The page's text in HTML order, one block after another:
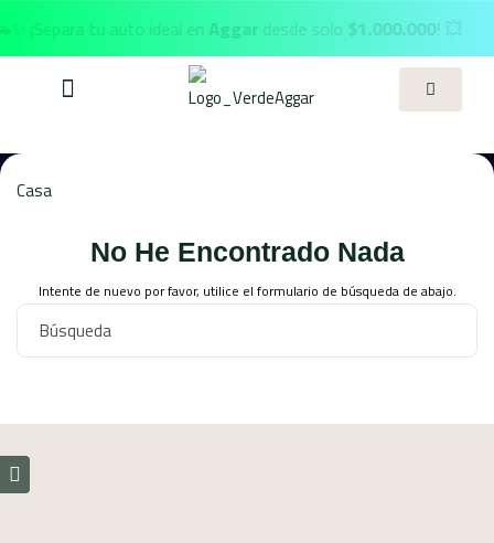
¡Separa tu auto ideal en Aggardesde solo $1.000.000! 💥
Casa
No He Encontrado Nada
Intente de nuevo por favor, utilice el formulario de búsqueda de abajo.